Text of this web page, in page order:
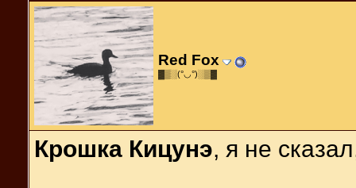
Red Fox
▓▒░(°◡°)░▒▓
Крошка Кицунэ, я не